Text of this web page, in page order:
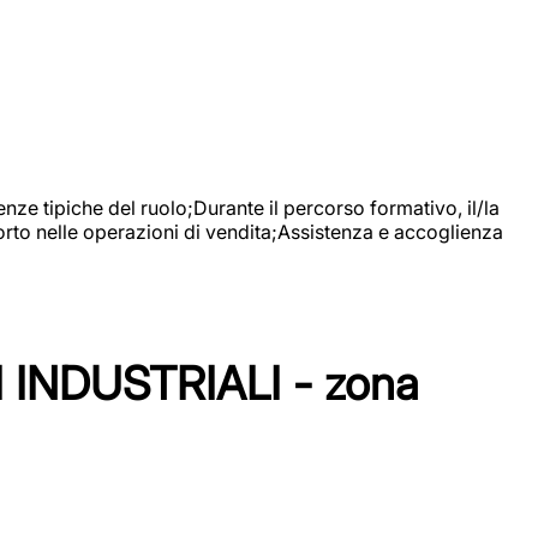
tipiche del ruolo;Durante il percorso formativo, il/la
nelle operazioni di vendita;Assistenza e accoglienza
INDUSTRIALI - zona